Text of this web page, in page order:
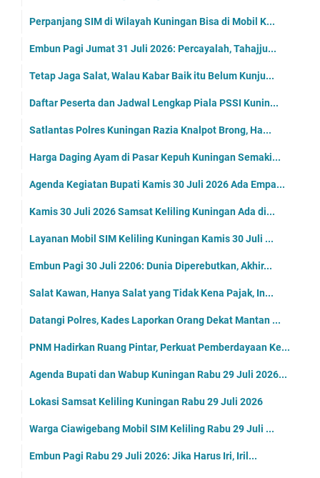
Perpanjang SIM di Wilayah Kuningan Bisa di Mobil K...
Embun Pagi Jumat 31 Juli 2026: Percayalah, Tahajju...
Tetap Jaga Salat, Walau Kabar Baik itu Belum Kunju...
Daftar Peserta dan Jadwal Lengkap Piala PSSI Kunin...
Satlantas Polres Kuningan Razia Knalpot Brong, Ha...
Harga Daging Ayam di Pasar Kepuh Kuningan Semaki...
Agenda Kegiatan Bupati Kamis 30 Juli 2026 Ada Empa...
Kamis 30 Juli 2026 Samsat Keliling Kuningan Ada di...
Layanan Mobil SIM Keliling Kuningan Kamis 30 Juli ...
Embun Pagi 30 Juli 2206: Dunia Diperebutkan, Akhir...
Salat Kawan, Hanya Salat yang Tidak Kena Pajak, In...
Datangi Polres, Kades Laporkan Orang Dekat Mantan ...
PNM Hadirkan Ruang Pintar, Perkuat Pemberdayaan Ke...
Agenda Bupati dan Wabup Kuningan Rabu 29 Juli 2026...
Lokasi Samsat Keliling Kuningan Rabu 29 Juli 2026
Warga Ciawigebang Mobil SIM Keliling Rabu 29 Juli ...
Embun Pagi Rabu 29 Juli 2026: Jika Harus Iri, Iril...